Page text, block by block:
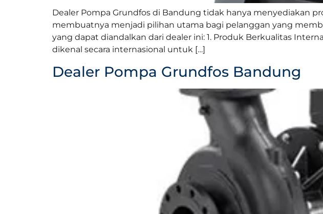
Dealer Pompa Grundfos di Bandung tidak hanya menyediakan
membuatnya menjadi pilihan utama bagi pelanggan yang
yang dapat diandalkan dari dealer ini: 1. Produk Berkualitas
dikenal secara internasional untuk […]
Dealer Pompa Grundfos Bandung